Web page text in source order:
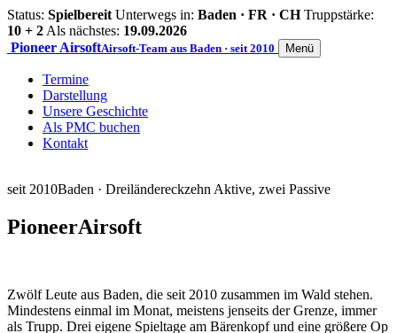
Status: Spielbereit Unterwegs in: Baden · FR · CH Truppstärke:
10 + 2 Als nächstes: 19.09.2026
Pioneer AirsoftAirsoft-Team aus Baden · seit 2010 Menü
Termine
Darstellung
Unsere Geschichte
Als PMC buchen
Kontakt
seit 2010Baden · Dreiländereckzehn Aktive, zwei Passive
PioneerAirsoft
Zwölf Leute aus Baden, die seit 2010 zusammen im Wald stehen.
Mindestens einmal im Monat, meistens jenseits der Grenze, immer
als Trupp. Drei eigene Spieltage am Bärenkopf und eine größere Op